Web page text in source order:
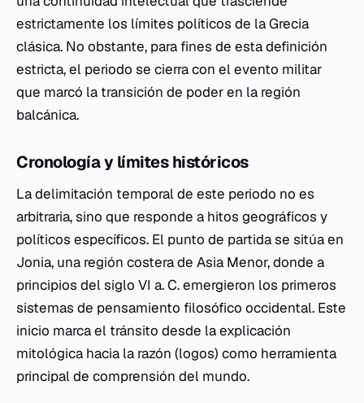
estrictamente los límites políticos de la Grecia
clásica. No obstante, para fines de esta definición
estricta, el periodo se cierra con el evento militar
que marcó la transición de poder en la región
balcánica.
Cronología y límites históricos
La delimitación temporal de este periodo no es
arbitraria, sino que responde a hitos geográficos y
políticos específicos. El punto de partida se sitúa en
Jonia, una región costera de Asia Menor, donde a
principios del siglo VI a. C. emergieron los primeros
sistemas de pensamiento filosófico occidental. Este
inicio marca el tránsito desde la explicación
mitológica hacia la razón (logos) como herramienta
principal de comprensión del mundo.